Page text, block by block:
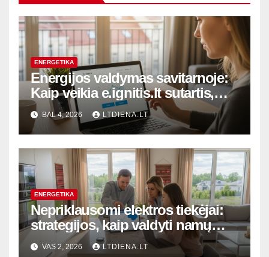
ENERGETIKA
Energijos valdymas savitarnoje:
Kaip veikia e.ignitis.lt sutartis,
planų keitimas ir sąskaitų
optimizavimas
BAL 4, 2026 LTDIENA.LT
ENERGETIKA
Nepriklausomi elektros tiekėjai:
strategijos, kaip valdyti namų
ūkio išlaidas besikeičiančioje
VAS 2, 2026 LTDIENA.LT